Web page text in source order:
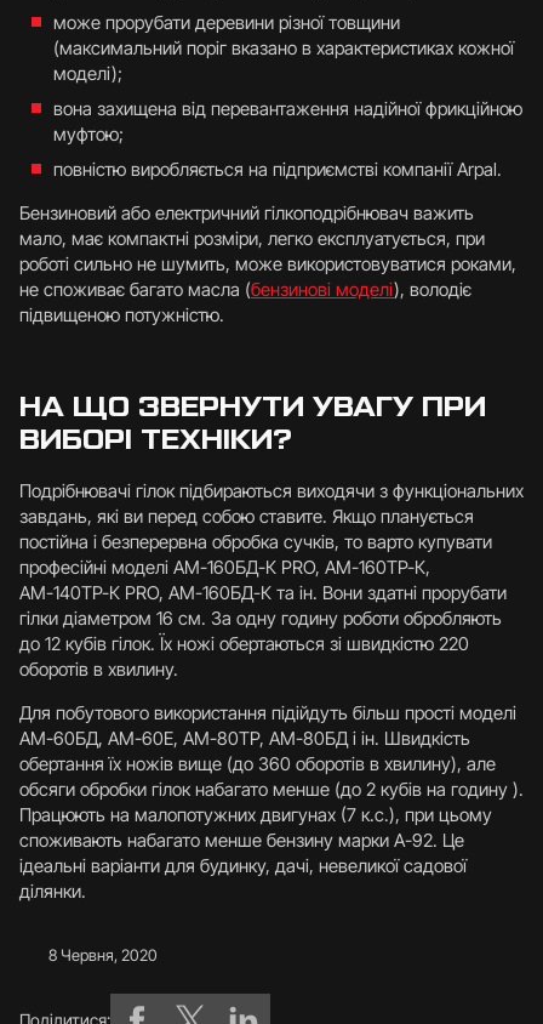
може прорубати деревини різної товщини
(максимальний поріг вказано в характеристиках кожної
моделі);
вона захищена від перевантаження надійної фрикційною
муфтою;
повністю виробляється на підприємстві компанії Arpal.
Бензиновий або електричний гілкоподрібнювач важить
мало, має компактні розміри, легко експлуатується, при
роботі сильно не шумить, може використовуватися роками,
не споживає багато масла (бензинові моделі), володіє
підвищеною потужністю.
НА ЩО ЗВЕРНУТИ УВАГУ ПРИ
ВИБОРІ ТЕХНІКИ?
Подрібнювачі гілок підбираються виходячи з функціональних
завдань, які ви перед собою ставите. Якщо планується
постійна і безперервна обробка сучків, то варто купувати
професійні моделі AM-160БД-К PRO, АМ-160ТР-К,
АМ-140ТР-К PRO, АМ-160БД-К та ін. Вони здатні прорубати
гілки діаметром 16 см. За одну годину роботи обробляють
до 12 кубів гілок. Їх ножі обертаються зі швидкістю 220
оборотів в хвилину.
Для побутового використання підійдуть більш прості моделі
АМ-60БД, АМ-60Е, АМ-80ТР, АМ-80БД і ін. Швидкість
обертання їх ножів вище (до 360 оборотів в хвилину), але
обсяги обробки гілок набагато менше (до 2 кубів на годину ).
Працюють на малопотужних двигунах (7 к.с.), при цьому
споживають набагато менше бензину марки А-92. Це
ідеальні варіанти для будинку, дачі, невеликої садової
ділянки.
8 Червня, 2020